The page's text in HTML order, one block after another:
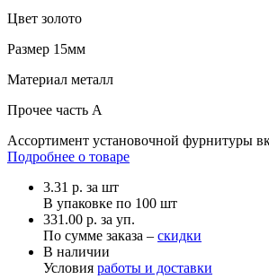
Цвет золото
Размер 15мм
Материал металл
Прочее часть A
Ассортимент установочной фурнитуры
Подробнее о товаре
3.31 р. за шт
В упаковке по 100 шт
331.00 р. за уп.
По сумме заказа – скидки
В наличии
Условия работы и доставки